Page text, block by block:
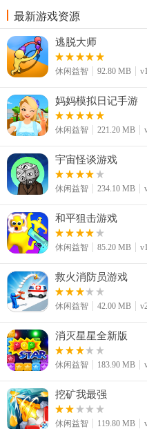
最新游戏资源
逃脱大师
休闲益智 92.80 MB
妈妈模拟日记手游
休闲益智 221.20 MB
宇宙怪谈游戏
休闲益智 234.10 MB
和平狙击游戏
休闲益智 85.20 MB
救火消防员游戏
休闲益智 42.00 MB
消灭星星全新版
休闲益智 183.90 MB
挖矿我最强
休闲益智 119.80 MB